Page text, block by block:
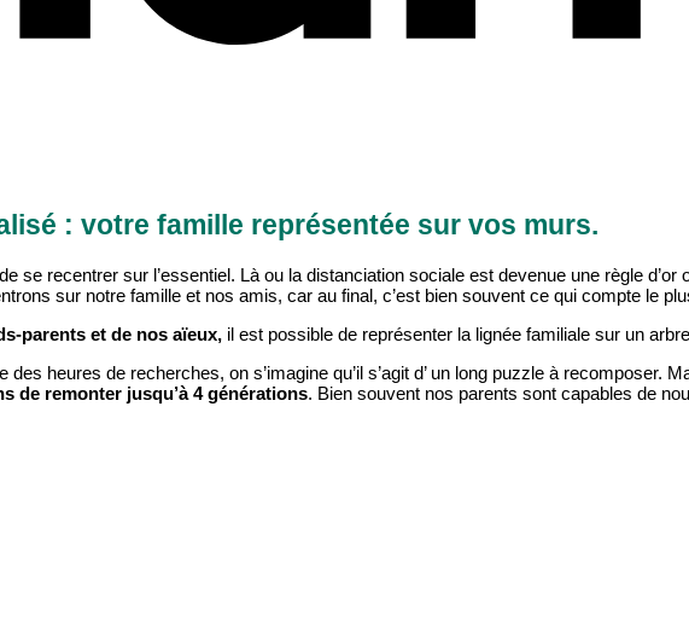
: votre famille représentée sur vos murs.
se recentrer sur l’essentiel. Là ou la distanciation sociale est devenue une règle
sur notre famille et nos amis, car au final, c’est bien souvent ce qui compte le
parents et de nos aïeux, il est possible de représenter la lignée familiale sur un
heures de recherches, on s’imagine qu’il s’agit d’ un long puzzle à
de remonter jusqu’à 4 générations. Bien souvent nos parents sont capables de